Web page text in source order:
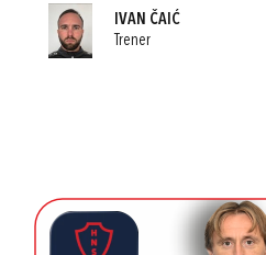
IVAN ČAIĆ
Trener